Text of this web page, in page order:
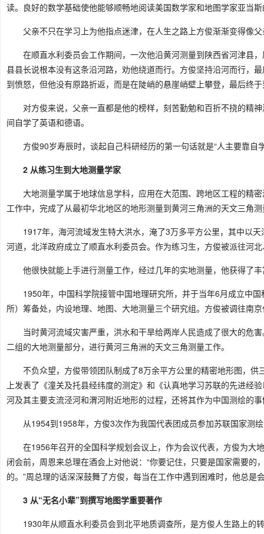
读。良好的数学基础使他能够顺畅地阅读美国数学家和地图学家亚当
父亲不只在学习上为他指点迷津，在人生之路上方俊渐渐变得像
在顺直水利委员会工作期间，一次他沿黄河测量到陕西省河津县
县县长说根本没有这条沿河路，劝他绕道而行。方俊坚持沿河而行，
到愤怒，但他没有原路折返，而是在陡峭的悬崖峭壁上攀登，最后终
对方俊来说，父亲一直都是他的榜样，刻苦勤勉和百折不挠的精
间自学了英语和德语。
方俊90岁寿辰时，谈起自己科研经历的第一句话就是“人主要靠自
2 从练习生到大地测量学家
大地测量学属于地球信息学科，应用在大范围、跨地区工程的精
工作中，完成了从最初华北地区的地形测量到黄河三角洲的天文三角
1917年，海河流域发生特大洪水，淹了3万多平方公里，其中以
河道，北洋政府成立了顺直水利委员会。作为练习生，方俊被派往河
他很快就能上手进行测量工作，经过几年的实地测量，他获得了
1950年，中国科学院接管中国地理研究所，并于当年6月成立中
所）筹备处，内设地理、地图、大地测量三个研究组。方俊被调往南
当时黄河流域灾害严重，洪水和干旱给两岸人民造成了很大的危
二组的大地测量部分，进行黄河三角洲的天文三角测量工作。
不负众望，方俊带领团队制成了8万余平方公里的精密地形图，
上发表了《潼关及托县经纬度的测定》和《认真地学习苏联的先进经
河及其主要支流泾河和渭河附近地形的过程，还将其作为中国测绘的
从1954到1958年，方俊3次作为我国代表团成员参加苏联国家测
在1956年召开的全国科学规划会议上，作为会议代表，方俊为大
闭会前，周恩来总理在酒会上对他说：“你要记住，只要是国家需要
的。”周总理的话深深鼓舞了方俊，每当在工作中遇到困难时，他总
3 从“无名小辈”到撰写地图学重要著作
1930年从顺直水利委员会到北平地质调查所，是方俊人生路上的